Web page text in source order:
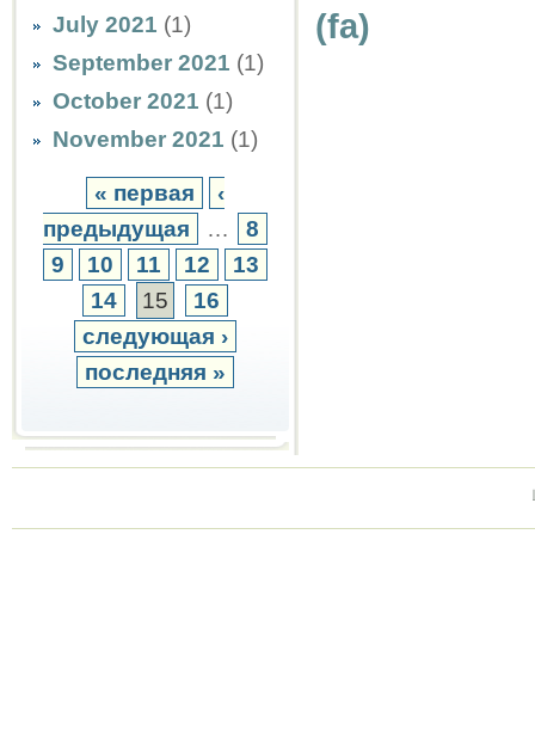
July 2021 (1)
September 2021 (1)
October 2021 (1)
November 2021 (1)
« первая
‹
предыдущая
…
8
9
10 11 12
13
14
15
16
следующая ›
последняя »
(fa)